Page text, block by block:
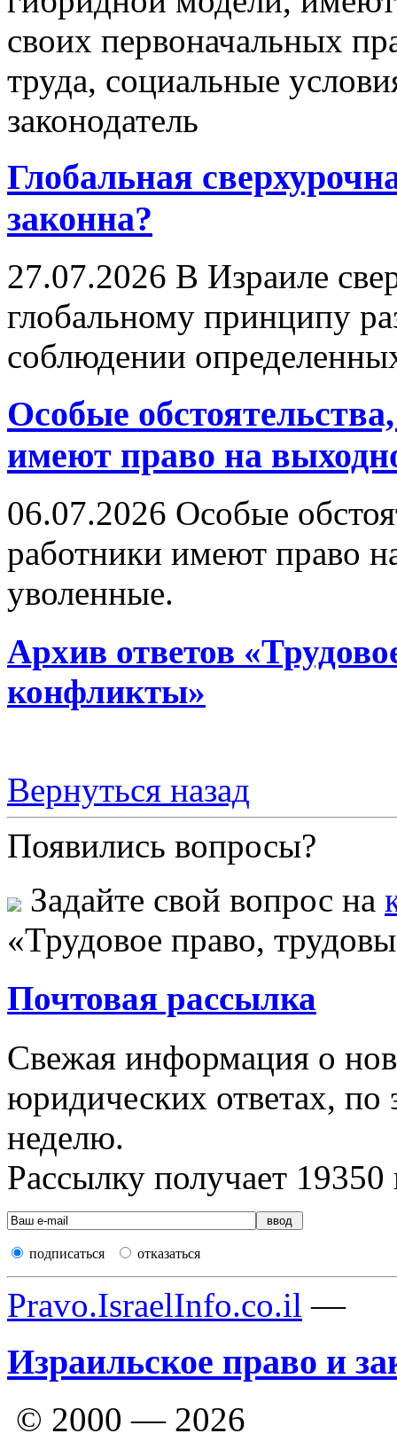
своих первоначальных
труда, социальные
законодатель
Глобальная
законна?
27.07.2026 В Израиле
глобальному принципу
соблюдении
Особые
имеют право на
06.07.2026 Особые
работники имеют право
уволенные.
Архив ответов
конфликты»
Вернуться назад
Появились вопросы?
Задайте свой вопрос на
«Трудовое право,
Почтовая рассылка
Свежая информация о
юридических ответах, по
неделю.
Рассылку получает 19350
подписаться отказаться
Pravo.IsraelInfo.co.il —
Израильское право и
© 2000 — 2026